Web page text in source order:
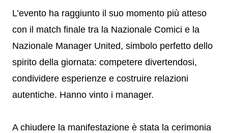
L’evento ha raggiunto il suo momento più atteso
con il match finale tra la Nazionale Comici e la
Nazionale Manager United, simbolo perfetto dello
spirito della giornata: competere divertendosi,
condividere esperienze e costruire relazioni
autentiche. Hanno vinto i manager.
A chiudere la manifestazione è stata la cerimonia